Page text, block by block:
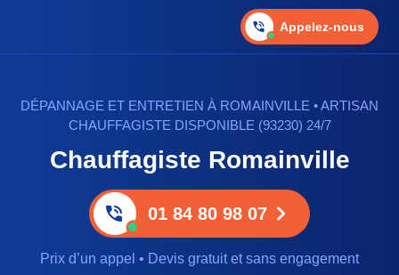
Appelez-nous
DÉPANNAGE ET ENTRETIEN À ROMAINVILLE • ARTISAN
CHAUFFAGISTE DISPONIBLE (93230) 24/7
Chauffagiste Romainville
01 84 80 98 07
Prix d’un appel • Devis gratuit et sans engagement